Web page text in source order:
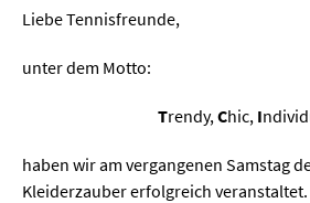
Liebe Tennisfreunde,
unter dem Motto:
Trendy, Chic, I
haben wir am vergangenen Samstag
Kleiderzauber erfolgreich veranstaltet.